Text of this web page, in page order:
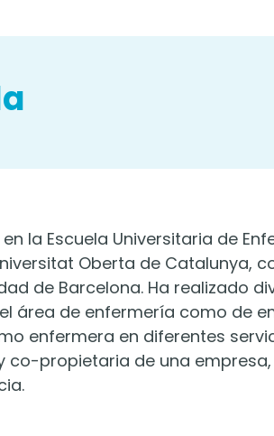
la Escuela Universitaria de
Oberta de Catalunya,
de Barcelona. Ha realizado
área de enfermería como de
enfermera en diferentes
co-propietaria de una